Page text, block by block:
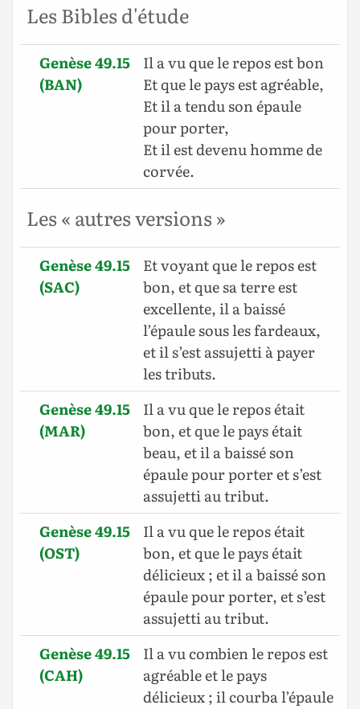
Les Bibles d'étude
Genèse 49.15
(BAN)
Il a vu que le repos est bon
Et que le pays est agréable,
Et il a tendu son épaule
pour porter,
Et il est devenu homme de
corvée.
Les « autres versions »
Genèse 49.15
(SAC)
Et voyant que le repos est
bon, et que sa terre est
excellente, il a baissé
l’épaule sous les fardeaux,
et il s’est assujetti à payer
les tributs.
Genèse 49.15
(MAR)
Il a vu que le repos était
bon, et que le pays était
beau, et il a baissé son
épaule pour porter et s’est
assujetti au tribut.
Genèse 49.15
(OST)
Il a vu que le repos était
bon, et que le pays était
délicieux ; et il a baissé son
épaule pour porter, et s’est
assujetti au tribut.
Genèse 49.15
(CAH)
Il a vu combien le repos est
agréable et le pays
délicieux ; il courba l’épaule